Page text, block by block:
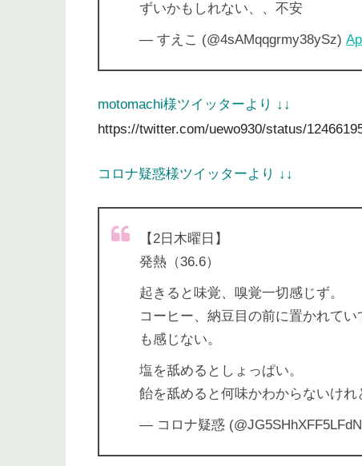
ずいかもしれない、、不安
— すえこ (@4sAMqqgrmy38ySz)
motomachi様ツイッターより ↓↓
https://twitter.com/uewo930/status/
コロナ疑惑様ツイッターより ↓↓
【2日木曜日】
発熱（36.6）
起きると味覚、嗅覚一切感じず。
コーヒー、納豆目の前に置かれて
も感じない。
塩を舐めるとしょっぱい。
飴を舐めると何味かわからないけれ
— コロナ疑惑